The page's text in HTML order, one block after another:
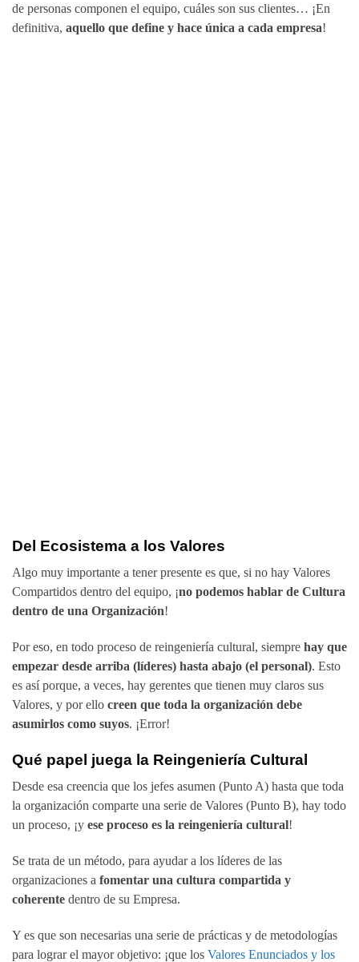
de personas componen el equipo, cuáles son sus clientes… ¡En
definitiva, aquello que define y hace única a cada empresa!
Del Ecosistema a los Valores
Algo muy importante a tener presente es que, si no hay Valores
Compartidos dentro del equipo, ¡no podemos hablar de Cultura
dentro de una Organización!
Por eso, en todo proceso de reingeniería cultural, siempre hay que
empezar desde arriba (líderes) hasta abajo (el personal). Esto
es así porque, a veces, hay gerentes que tienen muy claros sus
Valores, y por ello creen que toda la organización debe
asumirlos como suyos. ¡Error!
Qué papel juega la Reingeniería Cultural
Desde esa creencia que los jefes asumen (Punto A) hasta que toda
la organización comparte una serie de Valores (Punto B), hay todo
un proceso, ¡y ese proceso es la reingeniería cultural!
Se trata de un método, para ayudar a los líderes de las
organizaciones a fomentar una cultura compartida y
coherente dentro de su Empresa.
Y es que son necesarias una serie de prácticas y de metodologías
para lograr el mayor objetivo: ¡que los Valores Enunciados y los